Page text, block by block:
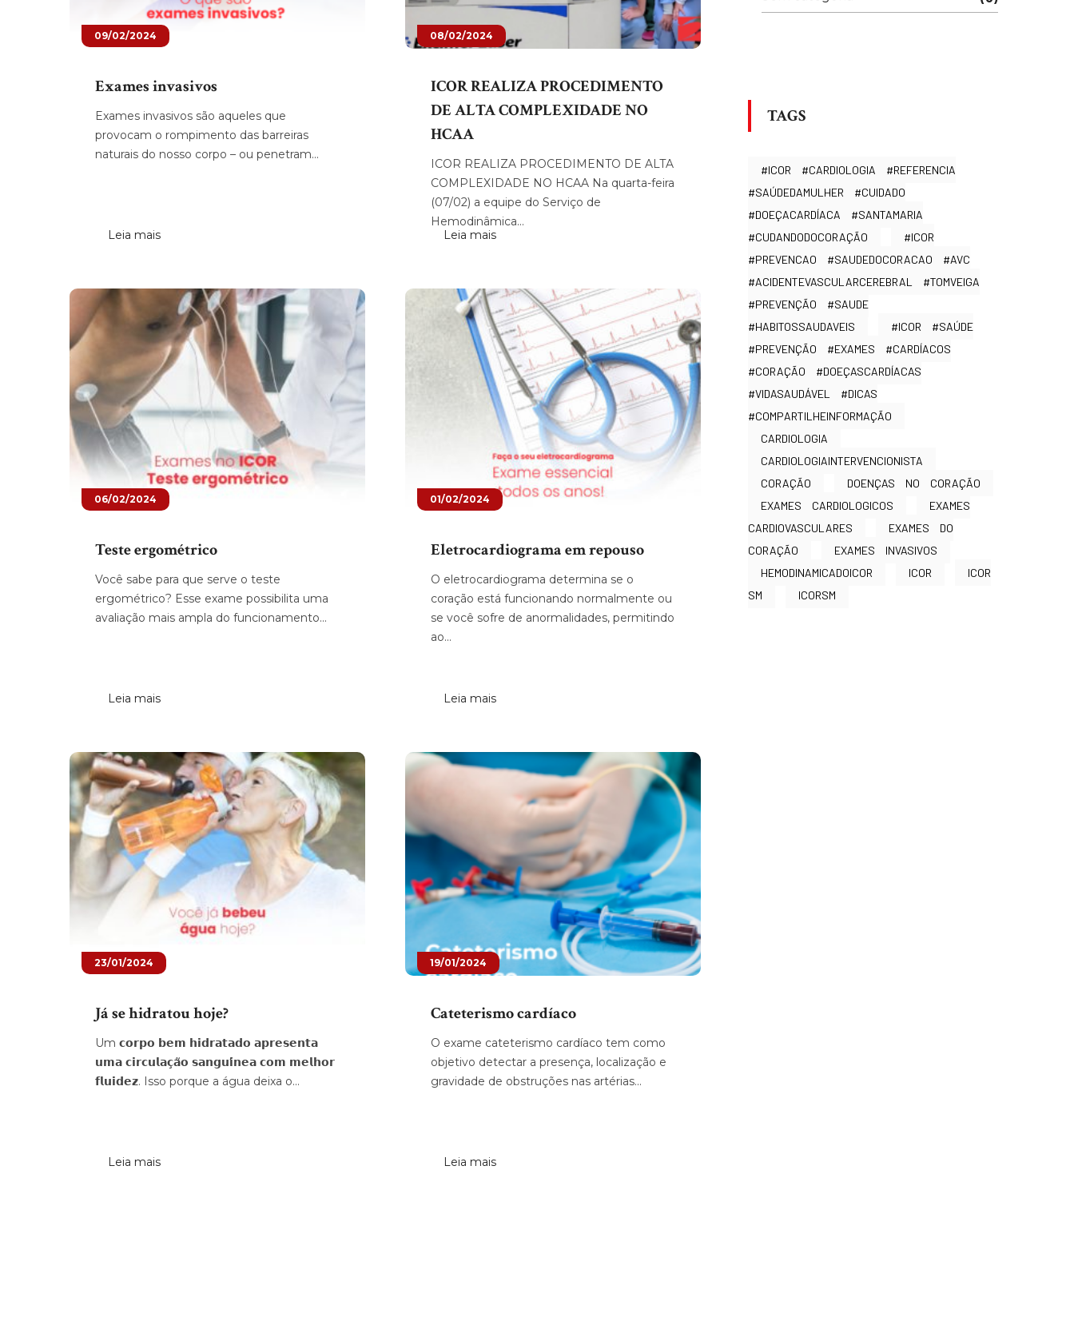
Exames invasivos
Exames invasivos são aqueles que
provocam o rompimento das barreiras
naturais do nosso corpo – ou penetram...
Leia mais
09/02/2024
ICOR REALIZA PROCEDIMENTO
DE ALTA COMPLEXIDADE NO
HCAA
ICOR REALIZA PROCEDIMENTO DE ALTA
COMPLEXIDADE NO HCAA Na quarta-feira
(07/02) a equipe do Serviço de
Hemodinâmica...
Leia mais
08/02/2024
Teste ergométrico
Você sabe para que serve o teste
ergométrico? Esse exame possibilita uma
avaliação mais ampla do funcionamento...
Leia mais
06/02/2024
Eletrocardiograma em repouso
O eletrocardiograma determina se o
coração está funcionando normalmente ou
se você sofre de anormalidades, permitindo
ao...
Leia mais
01/02/2024
Já se hidratou hoje?
Um 𝗰𝗼𝗿𝗽𝗼 𝗯𝗲𝗺 𝗵𝗶𝗱𝗿𝗮𝘁𝗮𝗱𝗼 𝗮𝗽𝗿𝗲𝘀𝗲𝗻𝘁𝗮
𝘂𝗺𝗮 𝗰𝗶𝗿𝗰𝘂𝗹𝗮𝗰̧𝗮̃𝗼 𝘀𝗮𝗻𝗴𝘂𝗶́𝗻𝗲𝗮 𝗰𝗼𝗺 𝗺𝗲𝗹𝗵𝗼𝗿
𝗳𝗹𝘂𝗶𝗱𝗲𝘇. Isso porque a água deixa o...
Leia mais
23/01/2024
Cateterismo cardíaco
O exame cateterismo cardíaco tem como
objetivo detectar a presença, localização e
gravidade de obstruções nas artérias...
Leia mais
19/01/2024
TAGS
#ICOR #CARDIOLOGIA #REFERENCIA
#SAÚDEDAMULHER #CUIDADO
#DOEÇACARDÍACA #SANTAMARIA
#CUDANDODOCORAÇÃO
#ICOR
#PREVENCAO #SAUDEDOCORACAO #AVC
#ACIDENTEVASCULARCEREBRAL #TOMVEIGA
#PREVENÇÃO #SAUDE
#HABITOSSAUDAVEIS
#ICOR #SAÚDE
#PREVENÇÃO #EXAMES #CARDÍACOS
#CORAÇÃO #DOEÇASCARDÍACAS
#VIDASAUDÁVEL #DICAS
#COMPARTILHEINFORMAÇÃO
CARDIOLOGIA
CARDIOLOGIAINTERVENCIONISTA
CORAÇÃO
DOENÇAS NO CORAÇÃO
EXAMES CARDIOLOGICOS
EXAMES
CARDIOVASCULARES
EXAMES DO
CORAÇÃO
EXAMES INVASIVOS
HEMODINAMICADOICOR
ICOR
ICOR
SM
ICORSM